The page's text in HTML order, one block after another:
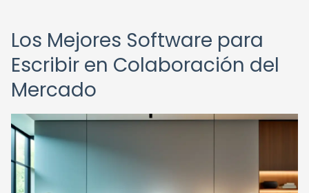
Los Mejores Software para
Escribir en Colaboración del
Mercado